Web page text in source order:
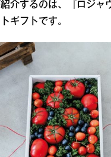
紹介するのは、『ロジャ
ギフトです。